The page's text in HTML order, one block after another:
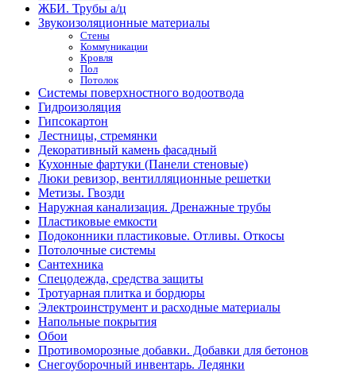
ЖБИ. Трубы а/ц
Звукоизоляционные материалы
Стены
Коммуникации
Кровля
Пол
Потолок
Системы поверхностного водоотвода
Гидроизоляция
Гипсокартон
Лестницы, стремянки
Декоративный камень фасадный
Кухонные фартуки (Панели стеновые)
Люки ревизор, вентилляционные решетки
Метизы. Гвозди
Наружная канализация. Дренажные трубы
Пластиковые емкости
Подоконники пластиковые. Отливы. Откосы
Потолочные системы
Сантехника
Спецодежда, средства защиты
Тротуарная плитка и бордюры
Электроинструмент и расходные материалы
Напольные покрытия
Обои
Противоморозные добавки. Добавки для бетонов
Снегоуборочный инвентарь. Ледянки